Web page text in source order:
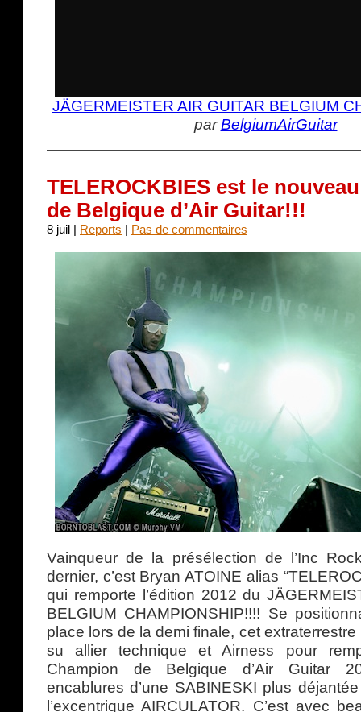
JÄGERMEISTER AIR GUITAR BELGIUM
parBelgiumAirGuitar
TELEROCKBIES est le
de Belgique d’Air Guitar!!!
8 juil | Reports | Pas de commentaires
Vainqueur de la présélection de l’Inc
dernier, c’est Bryan ATOINE alias
qui remporte l’édition 2012 du
BELGIUM CHAMPIONSHIP!!!! Se
place lors de la demi finale, cet
su allier technique et Airness pour
Champion de Belgique d’Air Guitar
encablures d’une SABINESKI plus
l’excentrique AIRCULATOR. C’est avec